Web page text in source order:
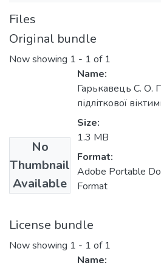
Files
Original bundle
Now showing 1 - 1 of 1
No
Thumbnail
Available
Name:
Гарькавець С. О.
підліткової
Size:
1.3 MB
Format:
Adobe Portable
Format
License bundle
Now showing 1 - 1 of 1
Name: